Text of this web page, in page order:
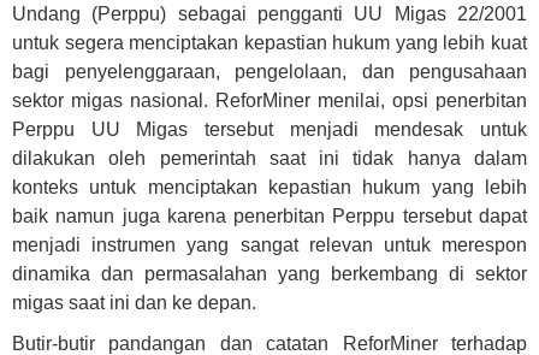
Undang (Perppu) sebagai pengganti UU Migas 22/2001
untuk segera menciptakan kepastian hukum yang lebih kuat
bagi penyelenggaraan, pengelolaan, dan pengusahaan
sektor migas nasional. ReforMiner menilai, opsi penerbitan
Perppu UU Migas tersebut menjadi mendesak untuk
dilakukan oleh pemerintah saat ini tidak hanya dalam
konteks untuk menciptakan kepastian hukum yang lebih
baik namun juga karena penerbitan Perppu tersebut dapat
menjadi instrumen yang sangat relevan untuk merespon
dinamika dan permasalahan yang berkembang di sektor
migas saat ini dan ke depan.
Butir-butir pandangan dan catatan ReforMiner terhadap